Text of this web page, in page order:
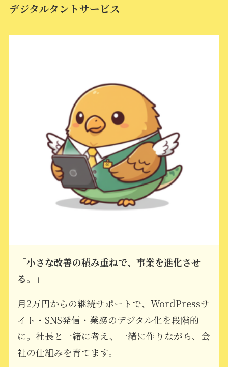
デジタルタントサービス
「小さな改善の積み重ねで、事業を進化させ
る。」
月2万円からの継続サポートで、WordPressサ
イト・SNS発信・業務のデジタル化を段階的
に。社長と一緒に考え、一緒に作りながら、会
社の仕組みを育てます。